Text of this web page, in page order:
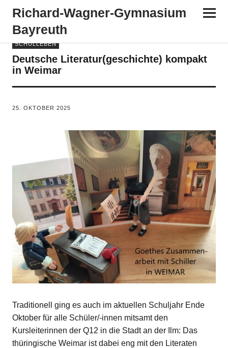
Richard-​​Wagner-​​Gymnasium
Bayreuth
SCHULLEBEN
Deutsche Literatur(geschichte) kompakt
in Weimar
25. OKTOBER 2025
Traditionell ging es auch im aktuellen Schuljahr Ende
Oktober für alle Schüler/-innen mitsamt den
Kursleiterinnen der Q12 in die Stadt an der Ilm: Das
thüringische Weimar ist dabei eng mit den Literaten